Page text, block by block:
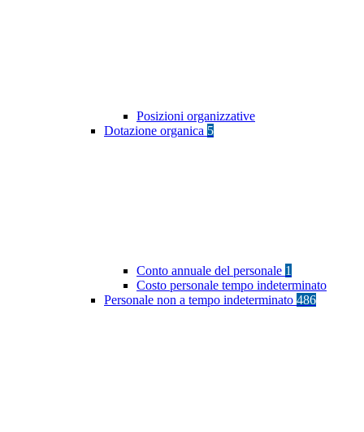
Posizioni organizzative
Dotazione organica 5
Conto annuale del personale 1
Costo personale tempo indeterminato
Personale non a tempo indeterminato 486